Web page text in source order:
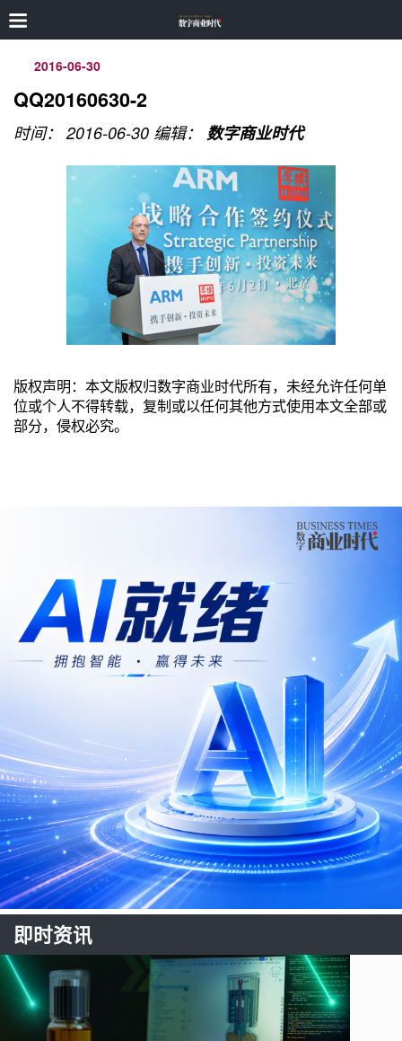
2016-06-30
QQ20160630-2
时间： 2016-06-30 编辑： 数字商业时代
版权声明：本文版权归数字商业时代所有，未经允许任何单
位或个人不得转载，复制或以任何其他方式使用本文全部或
部分，侵权必究。
即时资讯